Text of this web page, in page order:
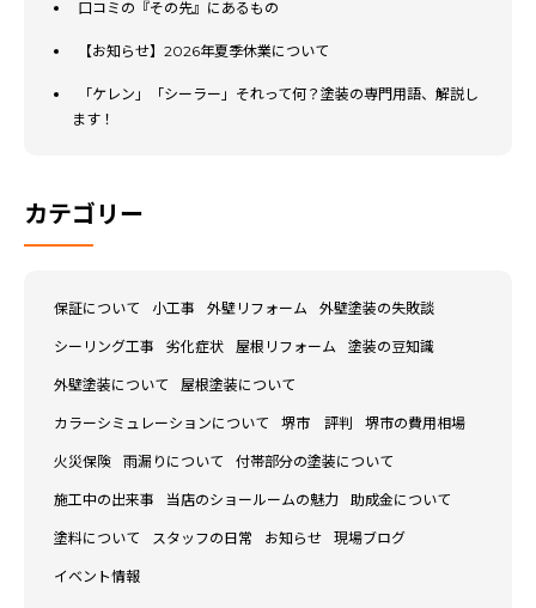
口コミの『その先』にあるもの
【お知らせ】2026年夏季休業について
「ケレン」「シーラー」それって何？塗装の専門用語、解説し
ます！
カテゴリー
保証について 小工事 外壁リフォーム 外壁塗装の失敗談
シーリング工事 劣化症状 屋根リフォーム 塗装の豆知識
外壁塗装について 屋根塗装について
カラーシミュレーションについて 堺市 評判 堺市の費用相場
火災保険 雨漏りについて 付帯部分の塗装について
施工中の出来事 当店のショールームの魅力 助成金について
塗料について スタッフの日常 お知らせ 現場ブログ
イベント情報